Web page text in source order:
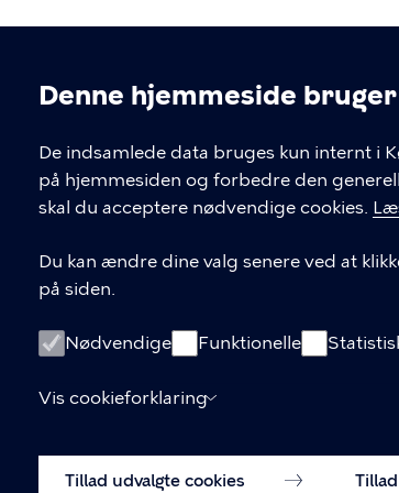
Denne hjemmeside
De indsamlede data bruges kun internt i
på hjemmesiden og forbedre den
skal du acceptere nødvendige cookies.
Du kan ændre dine valg senere ved at
på siden.
Nødvendige Funktionelle
Vis cookieforklaring
Tillad udvalgte cookies
Kontakt Københavns
T
33 66 33 66
CVR-nummer64942212